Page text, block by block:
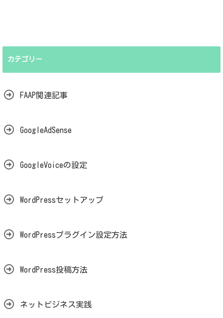
カテゴリー
FAAP関連記事
GoogleAdSense
GoogleVoiceの設定
WordPressセットアップ
WordPressプラグイン設定方法
WordPress投稿方法
ネットビジネス実践